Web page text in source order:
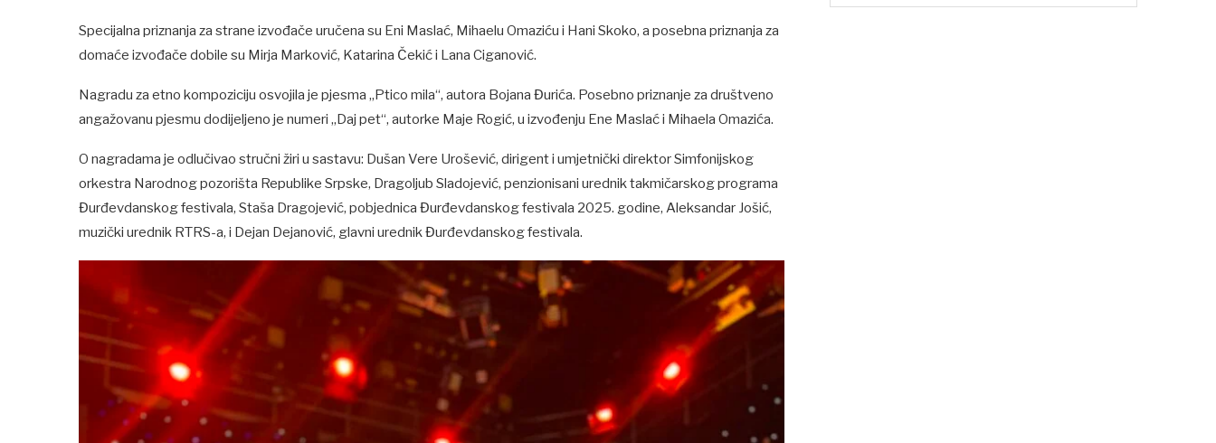
Specijalna priznanja za strane izvođače uručena su Eni Maslać, Mihaelu Omaziću i Hani Skoko, a posebna priznanja za
domaće izvođače dobile su Mirja Marković, Katarina Čekić i Lana Ciganović.
Nagradu za etno kompoziciju osvojila je pjesma „Ptico mila“, autora Bojana Đurića. Posebno priznanje za društveno
angažovanu pjesmu dodijeljeno je numeri „Daj pet“, autorke Maje Rogić, u izvođenju Ene Maslać i Mihaela Omazića.
O nagradama je odlučivao stručni žiri u sastavu: Dušan Vere Urošević, dirigent i umjetnički direktor Simfonijskog
orkestra Narodnog pozorišta Republike Srpske, Dragoljub Sladojević, penzionisani urednik takmičarskog programa
Đurđevdanskog festivala, Staša Dragojević, pobjednica Đurđevdanskog festivala 2025. godine, Aleksandar Jošić,
muzički urednik RTRS-a, i Dejan Dejanović, glavni urednik Đurđevdanskog festivala.